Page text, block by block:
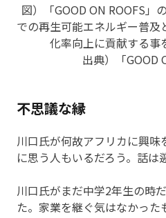
図）「GOOD ON ROOFS」
での再生可能エネルギー普
化率向上に貢献する事
出典）「GOOD
不思議な縁
川口氏が何故アフリカに興
に思う人もいるだろう。話は
川口氏がまだ中学2年生の時
た。家業を継ぐ気はなかっ